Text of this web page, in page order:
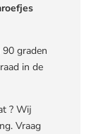
graden
in de
? Wij
Vraag